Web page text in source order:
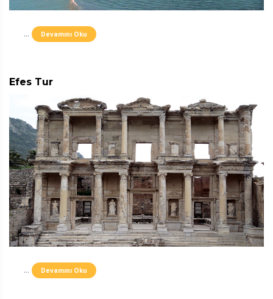
... Devamını Oku
Efes Tur
... Devamını Oku